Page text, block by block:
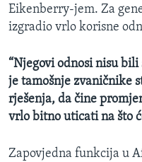
Eikenberry-jem. Za
izgradio vrlo korisne
“Njegovi odnosi nisu
je tamošnje zvaničnike
rješenja, da čine
vrlo bitno uticati na što
Zapovjedna funkcija u